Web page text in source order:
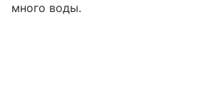
много воды.